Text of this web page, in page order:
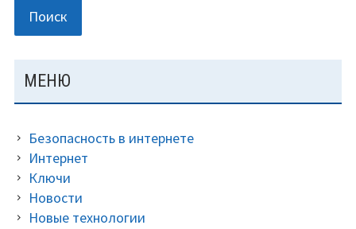
ОСНОВНАЯ
ПАНЕЛЬ
МЕНЮ
Безопасность в интернете
Интернет
Ключи
Новости
Новые технологии